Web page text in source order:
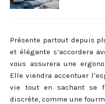
Présente partout depuis
et élégante s’accordera
vous assurera une
Elle viendra accentuer
vie tout en sachant se
discrète, comme une